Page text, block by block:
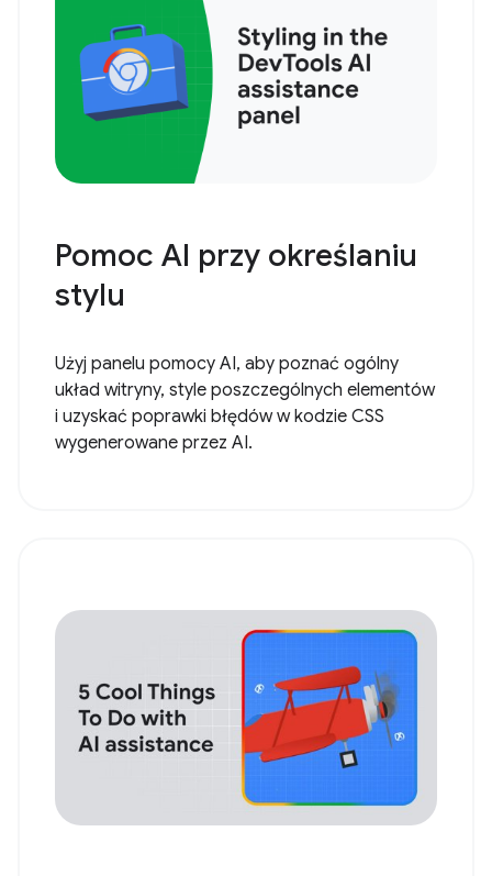
Pomoc AI przy określaniu
stylu
Użyj panelu pomocy AI, aby poznać ogólny
układ witryny, style poszczególnych elementów
i uzyskać poprawki błędów w kodzie CSS
wygenerowane przez AI.